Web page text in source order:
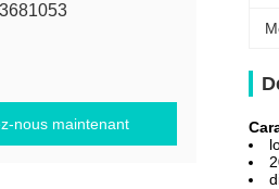
nous maintenant